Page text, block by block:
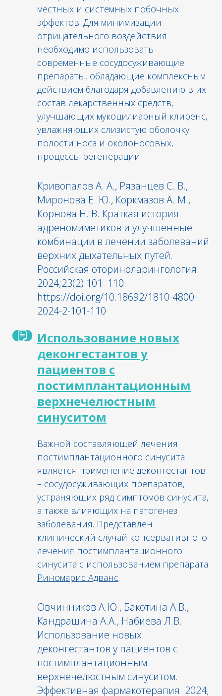
местных и системных побочных
эффектов. Для минимизации
отрицательного воздействия
необходимо использовать
современные сосудосуживающие
препараты, обладающие комплексным
действием благодаря добавлению в их
состав лекарственных средств,
улучшающих мукоцилиарный клиренс,
увлажняющих слизистую оболочку
полости носа и околоносовых,
процессы регенерации.
Кривопалов А. А., Рязанцев С. В.,
Миронова Е. Ю., Коркмазов А. М.,
Корнова Н. В. Краткая история
адреномиметиков и улучшенные
комбинации в лечении заболеваний
верхних дыхательных путей.
Российская оториноларингология.
2024;23(2):101–110.
https://doi.org/10.18692/1810-4800-
2024-2-101-110
Использование новых
деконгестантов у
пациентов с
постимплантационным
верхнечелюстным
синуситом
Важной составляющей лечения
постимплантационного синусита
является применение деконгестантов
– сосудосуживающих препаратов,
устраняющих ряд симптомов синусита,
а также влияющих на патогенез
заболевания. Представлен
клинический случай консервативного
лечения постимплантационного
синусита с использованием препарата
Риномарис Адванс.
Овчинников А.Ю., Бакотина А.В.,
Кандрашина А.А., Набиева Л.В.
Использование новых
деконгестантов у пациентов с
постимплантационным
верхнечелюстным синуситом.
Эффективная фармакотерапия. 2024;